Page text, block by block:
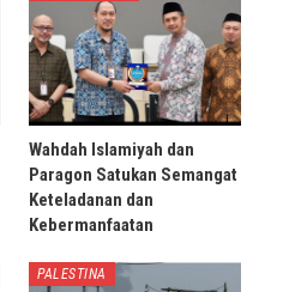
Wahdah Islamiyah dan
Paragon Satukan Semangat
Keteladanan dan
Kebermanfaatan
PALESTINA